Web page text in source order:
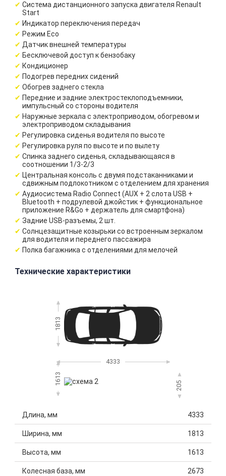
Система дистанционного запуска двигателя Renault
Start
Индикатор переключения передач
Режим Eco
Датчик внешней температуры
Бесключевой доступ к бензобаку
Кондиционер
Подогрев передних сидений
Обогрев заднего стекла
Передние и задние электростеклоподъемники,
импульсный со стороны водителя
Наружные зеркала с электроприводом, обогревом и
электроприводом складывания
Регулировка сиденья водителя по высоте
Регулировка руля по высоте и по вылету
Спинка заднего сиденья, складывающаяся в
соотношении 1/3-2/3
Центральная консоль с двумя подстаканниками и
сдвижным подлокотником с отделением для хранения
Аудиосистема Radio Connect (AUX + 2 слота USB +
Bluetooth + подрулевой джойстик + функциональное
приложение R&Go + держатель для смартфона)
Задние USB-разъемы, 2 шт.
Солнцезащитные козырьки со встроенным зеркалом
для водителя и переднего пассажира
Полка багажника с отделениями для мелочей
Технические характеристики
1813
4333
1613 205
Длина, мм 4333
Ширина, мм 1813
Высота, мм 1613
Колесная база, мм 2673